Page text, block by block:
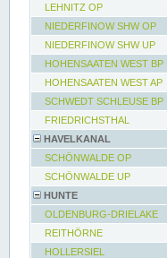
LEHNITZ OP
NIEDERFINOW SHW OP
NIEDERFINOW SHW UP
HOHENSAATEN WEST BP
HOHENSAATEN WEST AP
SCHWEDT SCHLEUSE BP
FRIEDRICHSTHAL
HAVELKANAL
SCHÖNWALDE OP
SCHÖNWALDE UP
HUNTE
OLDENBURG-DRIELAKE
REITHÖRNE
HOLLERSIEL